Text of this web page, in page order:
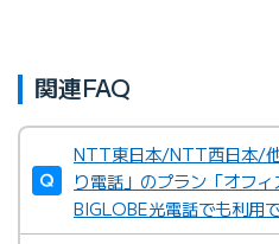
関連FAQ
NTT東日本/NTT西日本/
り電話」のプラン「オフィ
BIGLOBE光電話でも利用